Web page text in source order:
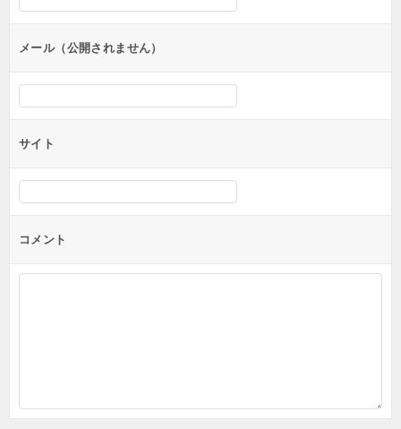
ンメール（公開されません）
サイト
コメント